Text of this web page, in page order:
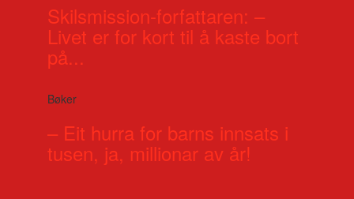
Skilsmission-forfattaren: –
Livet er for kort til å kaste bort
på...
Bøker
– Eit hurra for barns innsats i
tusen, ja, millionar av år!